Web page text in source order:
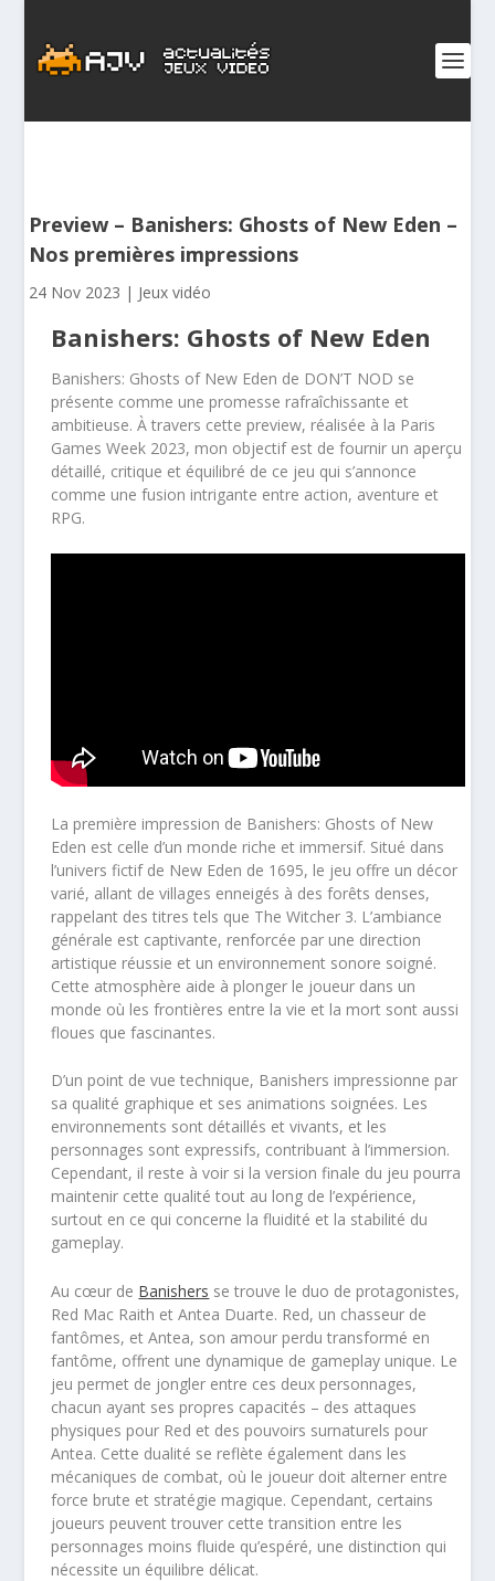
Preview – Banishers: Ghosts of New Eden –
Nos premières impressions
24 Nov 2023 | Jeux vidéo
Banishers: Ghosts of New Eden
Banishers: Ghosts of New Eden de DON’T NOD se
présente comme une promesse rafraîchissante et
ambitieuse. À travers cette preview, réalisée à la Paris
Games Week 2023, mon objectif est de fournir un aperçu
détaillé, critique et équilibré de ce jeu qui s’annonce
comme une fusion intrigante entre action, aventure et
RPG.
La première impression de Banishers: Ghosts of New
Eden est celle d’un monde riche et immersif. Situé dans
l’univers fictif de New Eden de 1695, le jeu offre un décor
varié, allant de villages enneigés à des forêts denses,
rappelant des titres tels que The Witcher 3. L’ambiance
générale est captivante, renforcée par une direction
artistique réussie et un environnement sonore soigné.
Cette atmosphère aide à plonger le joueur dans un
monde où les frontières entre la vie et la mort sont aussi
floues que fascinantes.
D’un point de vue technique, Banishers impressionne par
sa qualité graphique et ses animations soignées. Les
environnements sont détaillés et vivants, et les
personnages sont expressifs, contribuant à l’immersion.
Cependant, il reste à voir si la version finale du jeu pourra
maintenir cette qualité tout au long de l’expérience,
surtout en ce qui concerne la fluidité et la stabilité du
gameplay.
Au cœur de Banishers se trouve le duo de protagonistes,
Red Mac Raith et Antea Duarte. Red, un chasseur de
fantômes, et Antea, son amour perdu transformé en
fantôme, offrent une dynamique de gameplay unique. Le
jeu permet de jongler entre ces deux personnages,
chacun ayant ses propres capacités – des attaques
physiques pour Red et des pouvoirs surnaturels pour
Antea. Cette dualité se reflète également dans les
mécaniques de combat, où le joueur doit alterner entre
force brute et stratégie magique. Cependant, certains
joueurs peuvent trouver cette transition entre les
personnages moins fluide qu’espéré, une distinction qui
nécessite un équilibre délicat.